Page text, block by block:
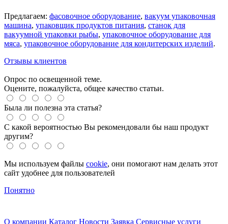
Предлагаем: фасовочное оборудование, вакуум упаковочная
машина, упаковщик продуктов питания, станок для
вакуумной упаковки рыбы, упаковочное оборудование для
мяса, упаковочное оборудование для кондитерских изделий.
Отзывы клиентов
Опрос по освещенной теме.
Оцените, пожалуйста, общее качество статьи.
Была ли полезна эта статья?
С какой вероятностью Вы рекомендовали бы наш продукт
другим?
Мы используем файлы cookie, они помогают нам делать этот
сайт удобнее для пользователей
Понятно
О компании Каталог Новости Заявка Сервисные услуги